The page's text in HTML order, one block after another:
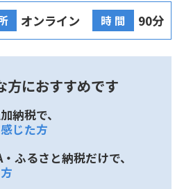
オンライン 時 間 90分
方におすすめです
納税で、
じた方
ふるさと納税だけで、